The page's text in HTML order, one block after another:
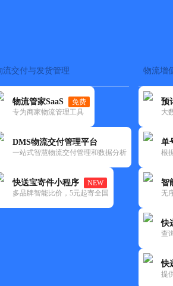
流交付与发货管理
物流管家SaaS
免费
专为商家物流管理工具
DMS物流交付管理平台
一站式智慧物流交付管理和数据分析
快送宝寄件小程序
NEW
多品牌智能比价，5元起寄全国
物流增
预
大
单
根
智
无
快
查
快
提